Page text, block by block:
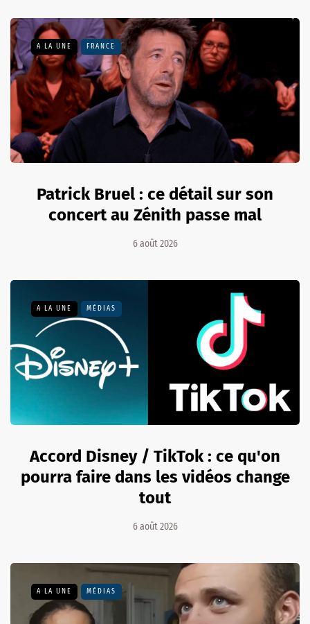
A LA UNE FRANCE
Patrick Bruel : ce détail sur son
concert au Zénith passe mal
6 août 2026
A LA UNE MÉDIAS
Accord Disney / TikTok : ce qu'on
pourra faire dans les vidéos change
tout
6 août 2026
A LA UNE MÉDIAS